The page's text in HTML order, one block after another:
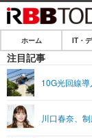
ホーム
IT・デジタル
SPEED TEST
ホーム IT・
注目記事
10G光回線導
川口春奈、